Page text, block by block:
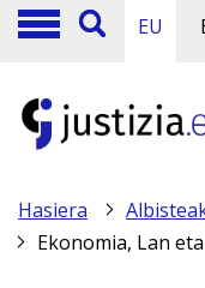
EU
Hasiera
Ekonomia, Lan eta Enplegu eta Justizia eta